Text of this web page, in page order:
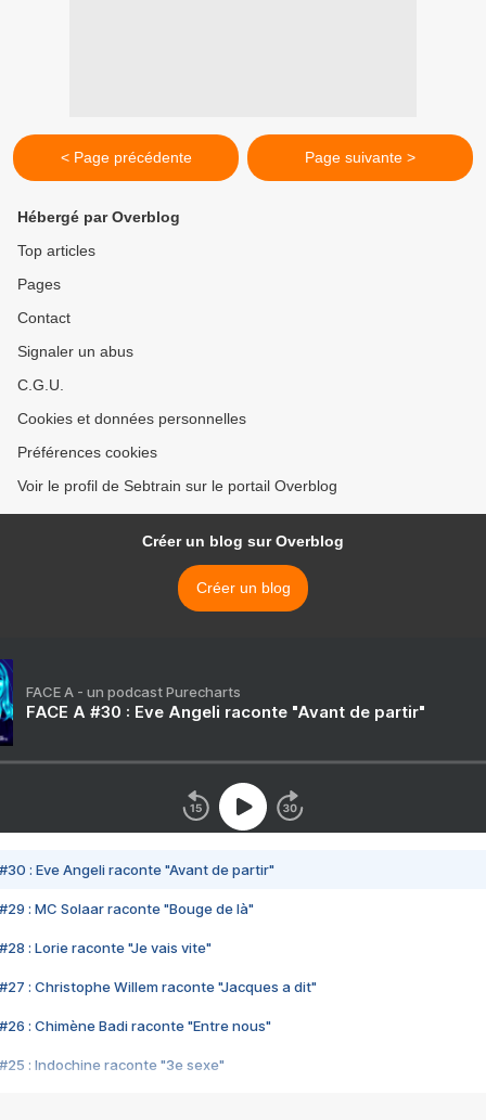
< Page précédente Page suivante >
Hébergé par Overblog
Top articles
Pages
Contact
Signaler un abus
C.G.U.
Cookies et données personnelles
Préférences cookies
Voir le profil de Sebtrain sur le portail Overblog
Créer un blog sur Overblog
Créer un blog
FACE A - un podcast Purecharts
FACE A #30 : Eve Angeli raconte "Avant de partir"
#30 : Eve Angeli raconte "Avant de partir"
#29 : MC Solaar raconte "Bouge de là"
#28 : Lorie raconte "Je vais vite"
#27 : Christophe Willem raconte "Jacques a dit"
#26 : Chimène Badi raconte "Entre nous"
#25 : Indochine raconte "3e sexe"